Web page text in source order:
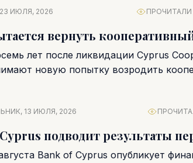
ИЮЛЯ, 2026 ПРОЧИТАЛИ
вернуть
лет после ликвидации Cyprus
новую попытку возродить
13 ИЮЛЯ, 2026
подводит результаты
Bank of Cyprus опубликует